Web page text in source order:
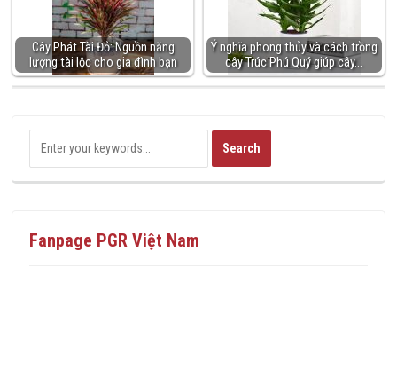
Cây Phát Tài Đỏ: Nguồn năng
lượng tài lộc cho gia đình bạn
Ý nghĩa phong thủy và cách trồng
cây Trúc Phú Quý giúp cây…
Fanpage PGR Việt Nam